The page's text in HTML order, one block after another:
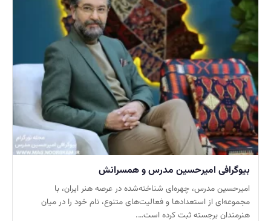
بیوگرافی امیرحسین مدرس و همسرانش
امیرحسین مدرس، چهره‌ای شناخته‌شده در عرصه هنر ایران، با
مجموعه‌ای از استعدادها و فعالیت‌های متنوع، نام خود را در میان
هنرمندان برجسته ثبت کرده است….